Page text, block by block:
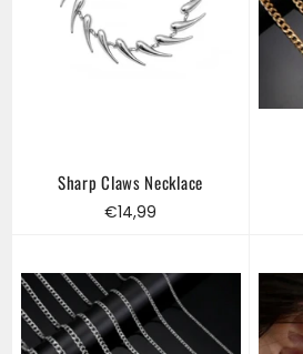
Sharp Claws Necklace
Regular
€14,99